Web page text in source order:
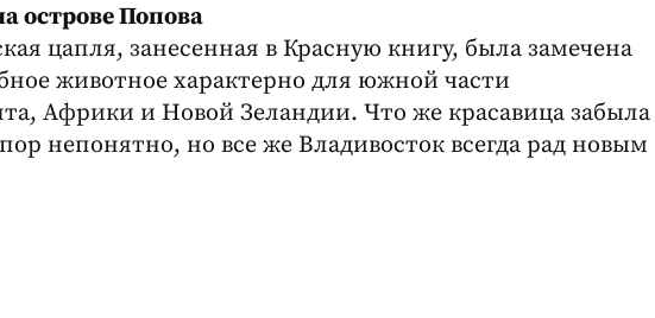
острове Попова
цапля, занесенная в Красную книгу, была замечена
животное характерно для южной части
Африки и Новой Зеландии. Что же красавица забыла
непонятно, но все же Владивосток всегда рад новым